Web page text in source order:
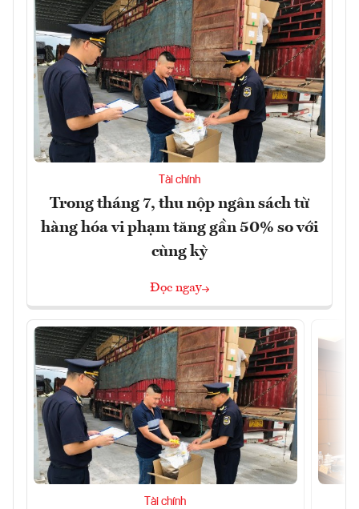
Tài chính
Trong tháng 7, thu nộp ngân sách từ
hàng hóa vi phạm tăng gần 50% so với
cùng kỳ
Đọc ngay
Tài chính